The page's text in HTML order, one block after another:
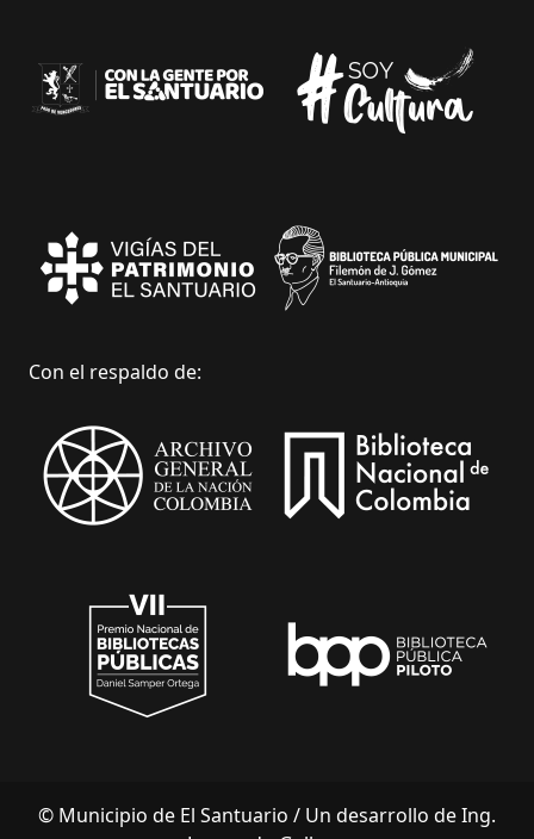
Con el respaldo de:
© Municipio de El Santuario / Un desarrollo de Ing.